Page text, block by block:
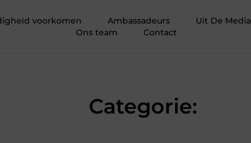
voorkomen Ambassadeurs Uit De Media
Ons team
Contact
Categorie: